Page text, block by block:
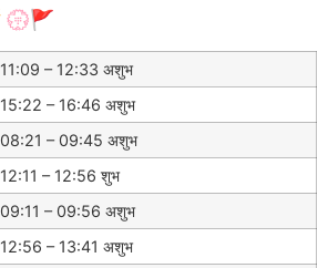
💮🚩
11:09 – 12:33 अशुभ
15:22 – 16:46 अशुभ
08:21 – 09:45 अशुभ
12:11 – 12:56 शुभ
09:11 – 09:56 अशुभ
12:56 – 13:41 अशुभ